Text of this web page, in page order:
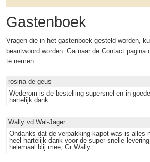
Gastenboek
Vragen die in het gastenboek gesteld worden,
beantwoord worden. Ga naar de Contact pagina
te nemen.
rosina de geus
Wederom is de bestelling supersnel en in
hartelijk dank
Wally vd Wal-Jager
Ondanks dat de verpakking kapot was is alles
heel hartelijk dank voor de super snelle
helemaal blij mee, Gr Wally